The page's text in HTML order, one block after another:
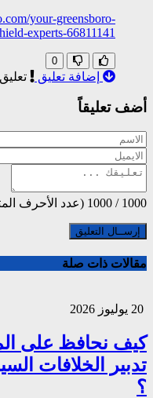
your-greensboro-
experts-66811141
0
إضافة تعليق
أضف تعليقاً
1000
/
1000 (عدد الأحرف
مقالات ذات صلة
كيف نحافظ على
تدبير الخلافات
؟